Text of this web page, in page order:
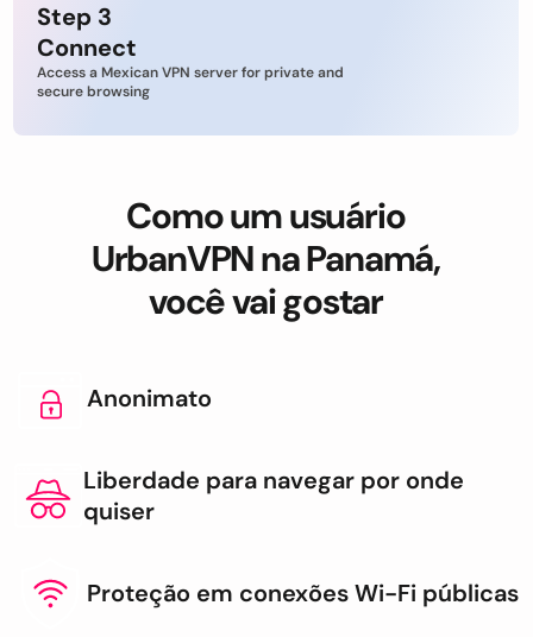
Step 3
Connect
Access a Mexican VPN server for private and
secure browsing
Como um usuário
UrbanVPN na Panamá,
você vai gostar
Anonimato
Liberdade para navegar por onde
quiser
Proteção em conexões Wi-Fi públicas